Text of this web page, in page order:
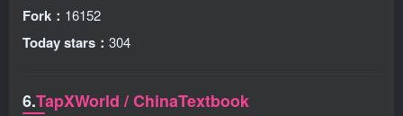
Fork： 16152
Today stars： 304
6.TapXWorld / ChinaTextbook